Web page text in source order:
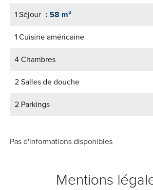
1 Séjour 58 m²
1 Cuisine américaine
4 Chambres
2 Salles de douche
2 Parkings
Pas d'informations disponibles
Mentions